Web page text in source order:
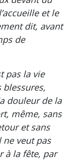
et le
dit, avant
de
pas la vie
blessures,
douleur de la
même, sans
et sans
ne veut pas
à la fête, par